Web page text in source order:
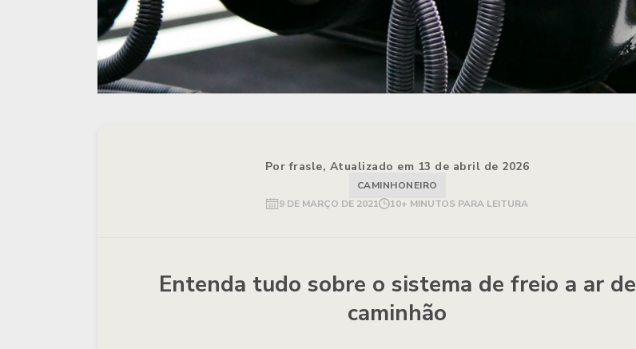
Por frasle, Atualizado em 13 de abril de 2026
CAMINHONEIRO
9 DE MARÇO DE 2021
10+ MINUTOS PARA LEITURA
Entenda tudo sobre o sistema de freio a ar de
caminhão